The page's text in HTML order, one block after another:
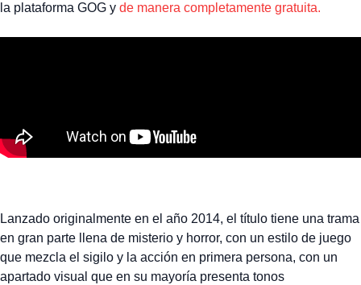
la plataforma GOG y de manera completamente gratuita.
Lanzado originalmente en el año 2014, el título tiene una trama
en gran parte llena de misterio y horror, con un estilo de juego
que mezcla el sigilo y la acción en primera persona, con un
apartado visual que en su mayoría presenta tonos